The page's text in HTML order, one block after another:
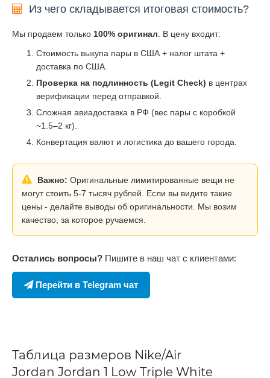
Из чего складывается итоговая стоимость?
Мы продаем только 100% оригинал . В цену входит:
Стоимость выкупа пары в США + налог штата +
доставка по США.
Проверка на подлинность (Legit Check) в центрах
верификации перед отправкой.
Сложная авиадоставка в РФ (вес пары с коробкой
~1.5–2 кг).
Конвертация валют и логистика до вашего города.
Важно: Оригинальные лимитированные вещи не
могут стоить 5-7 тысяч рублей. Если вы видите такие
цены - делайте выводы об оригинальности. Мы возим
качество, за которое ручаемся.
Остались вопросы? Пишите в наш чат с клиентами:
Перейти в Telegram чат
Таблица размеров Nike/Air
Jordan Jordan 1 Low Triple White